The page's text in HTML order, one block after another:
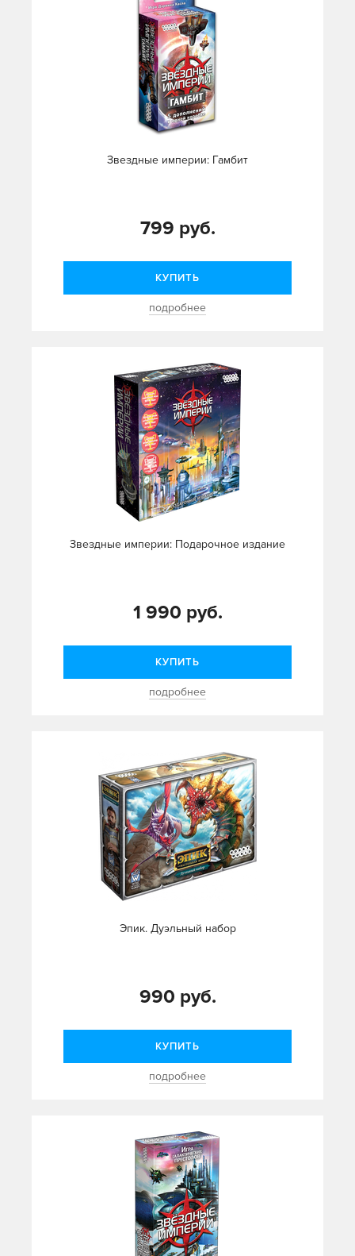
Звездные империи: Гамбит
799 руб.
КУПИТЬ
подробнее
Звездные империи: Подарочное издание
1 990 руб.
КУПИТЬ
подробнее
Эпик. Дуэльный набор
990 руб.
КУПИТЬ
подробнее